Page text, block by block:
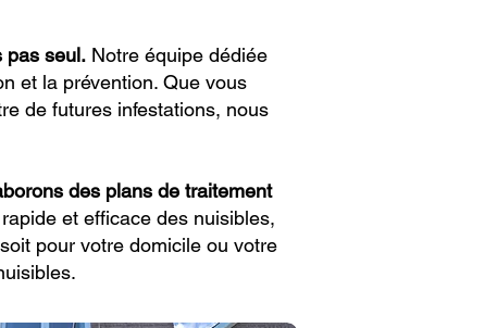
pas seul. Notre équipe dédiée
et la prévention. Que vous
de futures infestations, nous
des plans de traitement
et efficace des nuisibles,
pour votre domicile ou votre